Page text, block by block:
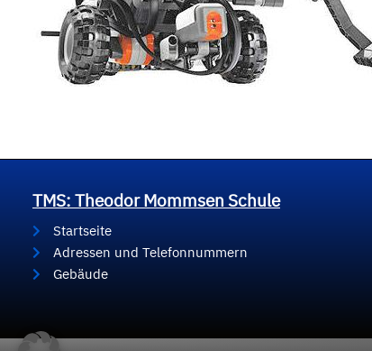
TMS: Theodor Mommsen Schule
Startseite
Adressen und Telefonnummern
Gebäude